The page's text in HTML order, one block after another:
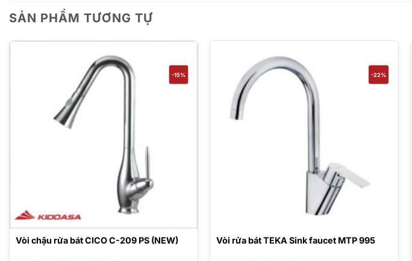
SẢN PHẨM TƯƠNG TỰ
-15%
Vòi chậu rửa bát CICO C-209 PS (NEW)
-22%
Vòi rửa bát TEKA Sink faucet MTP 995